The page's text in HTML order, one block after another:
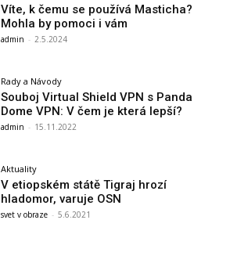
Víte, k čemu se používá Masticha?
Mohla by pomoci i vám
admin - 2.5.2024
Rady a Návody
Souboj Virtual Shield VPN s Panda
Dome VPN: V čem je která lepší?
admin - 15.11.2022
Aktuality
V etiopském státě Tigraj hrozí
hladomor, varuje OSN
svet v obraze - 5.6.2021